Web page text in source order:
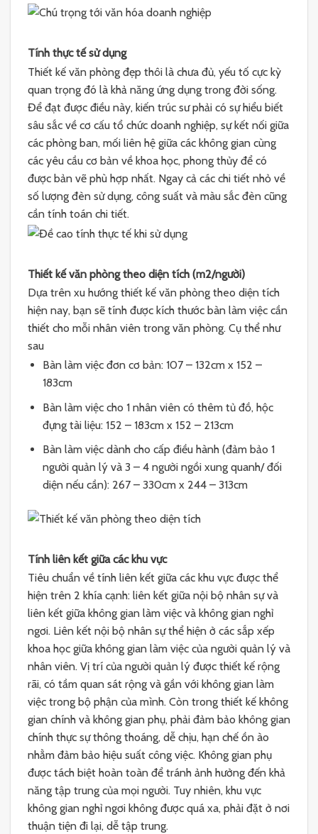
Tính thực tế sử dụng
Thiết kế văn phòng đẹp thôi là chưa đủ, yếu tố cực kỳ
quan trọng đó là khả năng ứng dụng trong đời sống.
Để đạt được điều này, kiến trúc sư phải có sự hiểu biết
sâu sắc về cơ cấu tổ chức doanh nghiệp, sự kết nối giữa
các phòng ban, mối liên hệ giữa các không gian cùng
các yêu cầu cơ bản về khoa học, phong thủy để có
được bản vẽ phù hợp nhất. Ngay cả các chi tiết nhỏ về
số lượng đèn sử dụng, công suất và màu sắc đèn cũng
cần tính toán chi tiết.
Thiết kế văn phòng theo diện tích (m2/người)
Dựa trên xu hướng thiết kế văn phòng theo diện tích
hiện nay, bạn sẽ tính được kích thước bàn làm việc cần
thiết cho mỗi nhân viên trong văn phòng. Cụ thể như
sau
Bàn làm việc đơn cơ bản: 107 – 132cm x 152 –
183cm
Bàn làm việc cho 1 nhân viên có thêm tủ đồ, hộc
đựng tài liệu: 152 – 183cm x 152 – 213cm
Bàn làm việc dành cho cấp điều hành (đảm bảo 1
người quản lý và 3 – 4 người ngồi xung quanh/ đối
diện nếu cần): 267 – 330cm x 244 – 313cm
Tính liên kết giữa các khu vực
Tiêu chuẩn về tính liên kết giữa các khu vực được thể
hiện trên 2 khía cạnh: liên kết giữa nội bộ nhân sự và
liên kết giữa không gian làm việc và không gian nghỉ
ngơi. Liên kết nội bộ nhân sự thể hiện ở các sắp xếp
khoa học giữa không gian làm việc của người quản lý và
nhân viên. Vị trí của người quản lý được thiết kế rộng
rãi, có tầm quan sát rộng và gần với không gian làm
việc trong bộ phận của mình. Còn trong thiết kế không
gian chính và không gian phụ, phải đảm bảo không gian
chính thực sự thông thoáng, dễ chịu, hạn chế ồn ào
nhằm đảm bảo hiệu suất công việc. Không gian phụ
được tách biệt hoàn toàn để tránh ảnh hưởng đến khả
năng tập trung của mọi người. Tuy nhiên, khu vực
không gian nghỉ ngơi không được quá xa, phải đặt ở nơi
thuận tiện đi lại, dễ tập trung.